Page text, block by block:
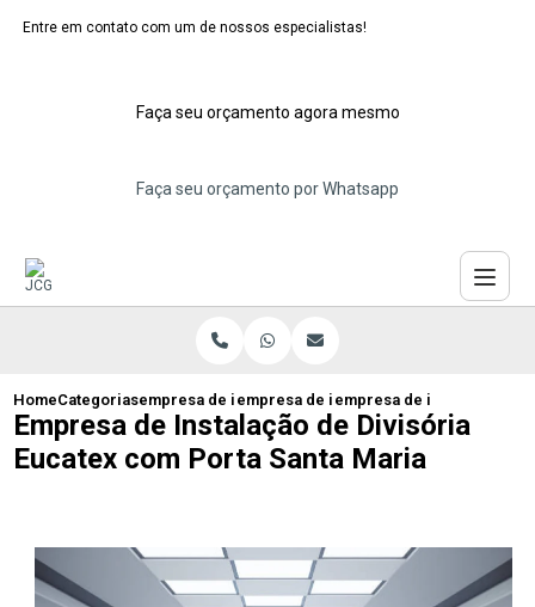
Entre em contato com um de nossos especialistas!
Faça seu orçamento agora mesmo
Faça seu orçamento por Whatsapp
HomeCategoriasempresa de instalacao de eucatex
empresa de instalacao divisorias
empresa de instalacao de
Empresa de Instalação de Divisória
Eucatex com Porta Santa Maria